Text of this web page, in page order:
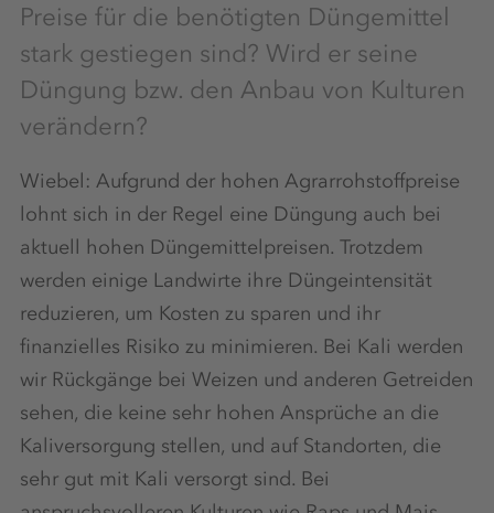
Preise für die benötigten Düngemittel
stark gestiegen sind? Wird er seine
Düngung bzw. den Anbau von Kulturen
verändern?
Wiebel: Aufgrund der hohen Agrarrohstoffpreise
lohnt sich in der Regel eine Düngung auch bei
aktuell hohen Düngemittelpreisen. Trotzdem
werden einige Landwirte ihre Düngeintensität
reduzieren, um Kosten zu sparen und ihr
finanzielles Risiko zu minimieren. Bei Kali werden
wir Rückgänge bei Weizen und anderen Getreiden
sehen, die keine sehr hohen Ansprüche an die
Kaliversorgung stellen, und auf Standorten, die
sehr gut mit Kali versorgt sind. Bei